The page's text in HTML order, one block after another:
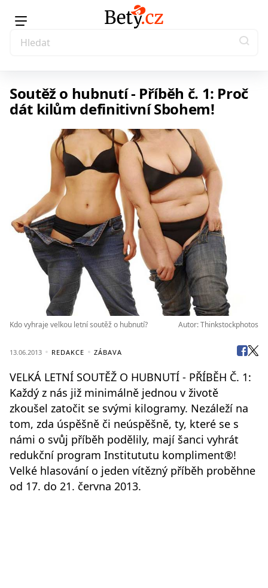
Soutěž o hubnutí - Příběh č. 1: Proč
dát kilům definitivní Sbohem!
Kdo vyhraje velkou letní soutěž o hubnutí? Autor: Thinkstockphotos
13.06.2013 REDAKCE ZÁBAVA
VELKÁ LETNÍ SOUTĚŽ O HUBNUTÍ - PŘÍBĚH Č. 1:
Každý z nás již minimálně jednou v životě
zkoušel zatočit se svými kilogramy. Nezáleží na
tom, zda úspěšně či neúspěšně, ty, které se s
námi o svůj příběh podělily, mají šanci vyhrát
redukční program Institututu kompliment®!
Velké hlasování o jeden vítězný příběh proběhne
od 17. do 21. června 2013.